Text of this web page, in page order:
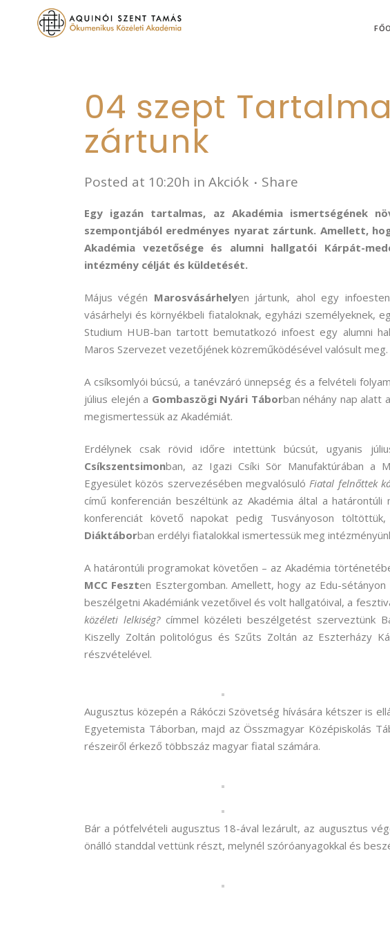
04 szept
zártunk
Posted at 10:20h in Akciók Share
Egy igazán tartalmas, az Akadémia ismertségének
szempontjából eredményes nyarat zártunk. Amellett,
Akadémia vezetősége és alumni hallgatói Kárpát-
intézmény célját és küldetését.
Május végén Marosvásárhelyen jártunk, ahol egy
vásárhelyi és környékbeli fiataloknak, egyházi személyeknek,
Studium HUB-ban tartott bemutatkozó infoest egy alumni
Maros Szervezet vezetőjének közreműködésével valósult meg.
A csíksomlyói búcsú, a tanévzáró ünnepség és a felvételi
július elején a Gombaszögi Nyári Táborban néhány nap alatt
megismertessük az Akadémiát.
Erdélynek csak rövid időre intettünk búcsút, ugyanis
Csíkszentsimonban, az Igazi Csíki Sör Manufaktúrában a
Egyesület közös szervezésében megvalósulóFiatal felnőttek
című konferencián beszéltünk az Akadémia által a
konferenciát követő napokat pedig Tusványoson
Diáktáborban erdélyi fiatalokkal ismertessük meg
A határontúli programokat követően – az Akadémia
MCC Feszten Esztergomban. Amellett, hogy az Edu-
beszélgetni Akadémiánk vezetőivel és volt hallgatóival, a
közéleti lelkiség?címmel közéleti beszélgetést szerveztünk
Kiszelly Zoltán politológus és Szűts Zoltán az Eszterházy
részvételével.
Augusztus közepén a Rákóczi Szövetség hívására kétszer is
Egyetemista Táborban, majd az Összmagyar Középiskolás
részeiről érkező többszáz magyar fiatal számára.
Bár a pótfelvételi augusztus 18-ával lezárult, az augusztus
önálló standdal vettünk részt, melynél szóróanyagokkal és